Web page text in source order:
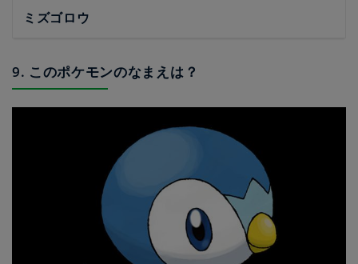
ミズゴロウ
9. このポケモンのなまえは？